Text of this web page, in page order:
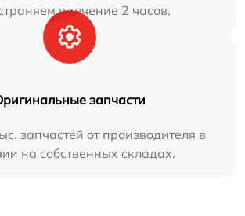
в течение 2 часов.
запчасти
запчастей от производителя в
на собственных складах.